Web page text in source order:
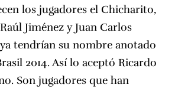
los jugadores el Chicharito,
Jiménez y Juan Carlos
tendrían su nombre anotado
2014. Así lo aceptó Ricardo
Son jugadores que han